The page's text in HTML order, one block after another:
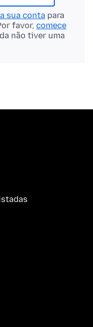
sua conta para
favor, comece
não tiver uma